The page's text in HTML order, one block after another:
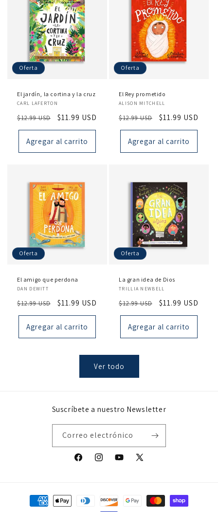
Oferta
El jardín, la cortina y la cruz
Proveedor:
CARL LAFERTON
Precio
habitual
$12.99 USD
Precio
de
oferta
$11.99 USD
Agregar al carrito
Oferta
El Rey prometido
Proveedor:
ALISON MITCHELL
Precio
habitual
$12.99 USD
Precio
de
oferta
$11.99 USD
Agregar al carrito
Oferta
El amigo que perdona
Proveedor:
DAN DEWITT
Precio
habitual
$12.99 USD
Precio
de
oferta
$11.99 USD
Agregar al carrito
Oferta
La gran idea de Dios
Proveedor:
TRILLIA NEWBELL
Precio
habitual
$12.99 USD
Precio
de
oferta
$11.99 USD
Agregar al carrito
Ver todo
Suscríbete a nuestro Newsletter
Correo electrónico
FacebookInstagramYouTube
X
Formas